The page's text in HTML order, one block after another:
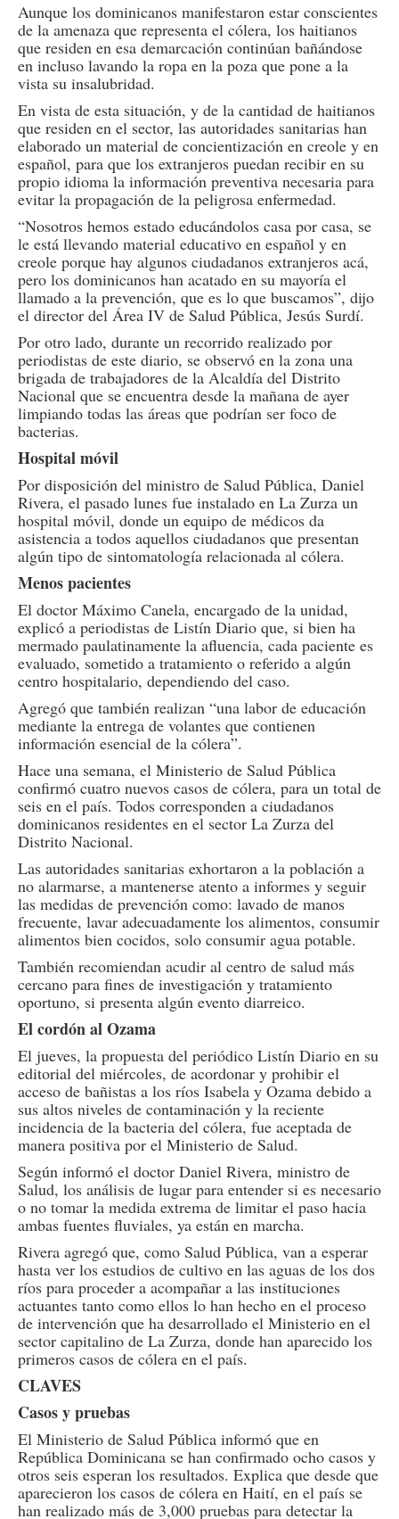
Aunque los dominicanos manifestaron estar conscientes
de la amenaza que representa el cólera, los haitianos
que residen en esa demarcación continúan bañándose
en incluso lavando la ropa en la poza que pone a la
vista su insalubridad.
En vista de esta situación, y de la cantidad de haitianos
que residen en el sector, las autoridades sanitarias han
elaborado un material de concientización en creole y en
español, para que los extranjeros puedan recibir en su
propio idioma la información preventiva necesaria para
evitar la propagación de la peligrosa enfermedad.
“Nosotros hemos estado educándolos casa por casa, se
le está llevando material educativo en español y en
creole porque hay algunos ciudadanos extranjeros acá,
pero los dominicanos han acatado en su mayoría el
llamado a la prevención, que es lo que buscamos”, dijo
el director del Área IV de Salud Pública, Jesús Surdí.
Por otro lado, durante un recorrido realizado por
periodistas de este diario, se observó en la zona una
brigada de trabajadores de la Alcaldía del Distrito
Nacional que se encuentra desde la mañana de ayer
limpiando todas las áreas que podrían ser foco de
bacterias.
Hospital móvil
Por disposición del ministro de Salud Pública, Daniel
Rivera, el pasado lunes fue instalado en La Zurza un
hospital móvil, donde un equipo de médicos da
asistencia a todos aquellos ciudadanos que presentan
algún tipo de sintomatología relacionada al cólera.
Menos pacientes
El doctor Máximo Canela, encargado de la unidad,
explicó a periodistas de Listín Diario que, si bien ha
mermado paulatinamente la afluencia, cada paciente es
evaluado, sometido a tratamiento o referido a algún
centro hospitalario, dependiendo del caso.
Agregó que también realizan “una labor de educación
mediante la entrega de volantes que contienen
información esencial de la cólera”.
Hace una semana, el Ministerio de Salud Pública
confirmó cuatro nuevos casos de cólera, para un total de
seis en el país. Todos corresponden a ciudadanos
dominicanos residentes en el sector La Zurza del
Distrito Nacional.
Las autoridades sanitarias exhortaron a la población a
no alarmarse, a mantenerse atento a informes y seguir
las medidas de prevención como: lavado de manos
frecuente, lavar adecuadamente los alimentos, consumir
alimentos bien cocidos, solo consumir agua potable.
También recomiendan acudir al centro de salud más
cercano para fines de investigación y tratamiento
oportuno, si presenta algún evento diarreico.
El cordón al Ozama
El jueves, la propuesta del periódico Listín Diario en su
editorial del miércoles, de acordonar y prohibir el
acceso de bañistas a los ríos Isabela y Ozama debido a
sus altos niveles de contaminación y la reciente
incidencia de la bacteria del cólera, fue aceptada de
manera positiva por el Ministerio de Salud.
Según informó el doctor Daniel Rivera, ministro de
Salud, los análisis de lugar para entender si es necesario
o no tomar la medida extrema de limitar el paso hacia
ambas fuentes fluviales, ya están en marcha.
Rivera agregó que, como Salud Pública, van a esperar
hasta ver los estudios de cultivo en las aguas de los dos
ríos para proceder a acompañar a las instituciones
actuantes tanto como ellos lo han hecho en el proceso
de intervención que ha desarrollado el Ministerio en el
sector capitalino de La Zurza, donde han aparecido los
primeros casos de cólera en el país.
CLAVES
Casos y pruebas
El Ministerio de Salud Pública informó que en
República Dominicana se han confirmado ocho casos y
otros seis esperan los resultados. Explica que desde que
aparecieron los casos de cólera en Haití, en el país se
han realizado más de 3,000 pruebas para detectar la